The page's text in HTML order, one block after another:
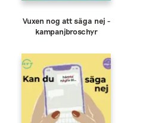
Vuxen nog att säga nej -
kampanjbroschyr